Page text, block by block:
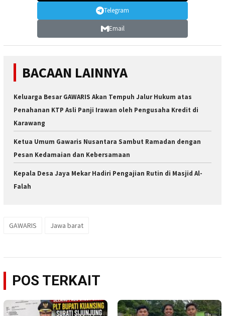
Telegram
Email
BACAAN LAINNYA
Keluarga Besar GAWARIS Akan Tempuh Jalur Hukum atas
Penahanan KTP Asli Panji Irawan oleh Pengusaha Kredit di
Karawang
Ketua Umum Gawaris Nusantara Sambut Ramadan dengan
Pesan Kedamaian dan Kebersamaan
Kepala Desa Jaya Mekar Hadiri Pengajian Rutin di Masjid Al-
Falah
GAWARIS Jawa barat
POS TERKAIT